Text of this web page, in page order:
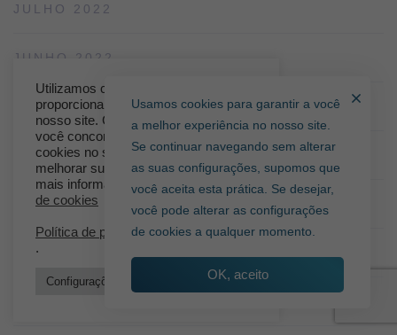
JULHO 2022
JUNHO 2022
MAIO 2022
ABRIL 2022
MARÇO 2022
FEVEREIRO 2022
Utilizamos cookies para lhe
proporcionar a melhor experiência no
nosso site. Clicando em “Aceito”,
você concorda em armazenar
cookies no seu dispositivo para
melhorar sua navegação. Para obter
mais informações consulte: Política
de cookies
Política de privacidade
.
Configurações de cookies Aceitar
Usamos cookies para garantir a você
a melhor experiência no nosso site.
Se continuar navegando sem alterar
as suas configurações, supomos que
você aceita esta prática. Se desejar,
você pode alterar as configurações
de cookies a qualquer momento.
OK, aceito